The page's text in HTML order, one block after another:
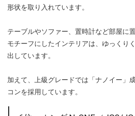
形状を取り入れています。
テーブルやソファー、置時計など部屋に
モチーフにしたインテリアは、ゆっくり
出しています。
加えて、上級グレードでは「ナノイー」
コンを採用しています。